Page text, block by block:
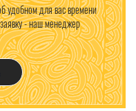
удобном для вас времени
- наш менеджер